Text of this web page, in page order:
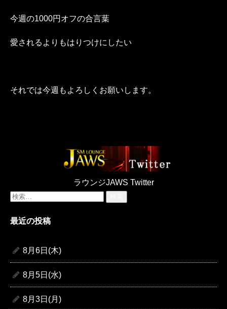
今週の1000円オフの合言葉
愛されるよりもはりつけにしたい
それでは今週もよろしくお願いします。
ラウンジJAWS Twitter
検
最近の投稿
8月6日(木)
8月5日(水)
8月3日(月)